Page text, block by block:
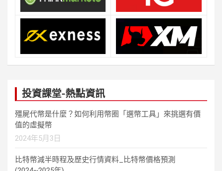
投資課堂-熱點資訊
殭屍代幣是什麼？如何利用幣圈「選幣工具」來挑選有價
值的虛擬幣
2024年5月3日
比特幣減半時程及歷史行情資料_比特幣價格預測